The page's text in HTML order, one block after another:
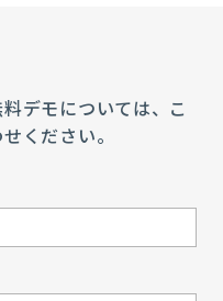
デモについては、こ
ください。